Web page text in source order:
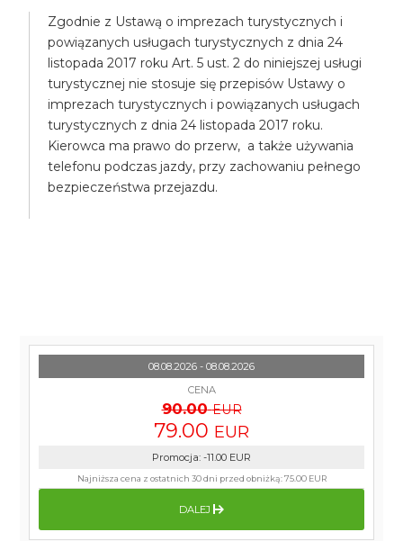
Zgodnie z Ustawą o imprezach turystycznych i
powiązanych usługach turystycznych z dnia 24
listopada 2017 roku Art. 5 ust. 2 do niniejszej usługi
turystycznej nie stosuje się przepisów Ustawy o
imprezach turystycznych i powiązanych usługach
turystycznych z dnia 24 listopada 2017 roku.
Kierowca ma prawo do przerw, a także używania
telefonu podczas jazdy, przy zachowaniu pełnego
bezpieczeństwa przejazdu.
08.08.2026 - 08.08.2026
CENA
90.00 EUR
79.00 EUR
Promocja: -11.00 EUR
Najniższa cena z ostatnich 30 dni przed obniżką:75.00 EUR
DALEJ